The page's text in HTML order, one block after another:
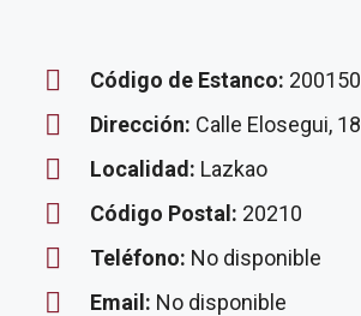
Código de Estanco: 200150
Dirección: Calle Elosegui, 18
Localidad: Lazkao
Código Postal: 20210
Teléfono: No disponible
Email: No disponible